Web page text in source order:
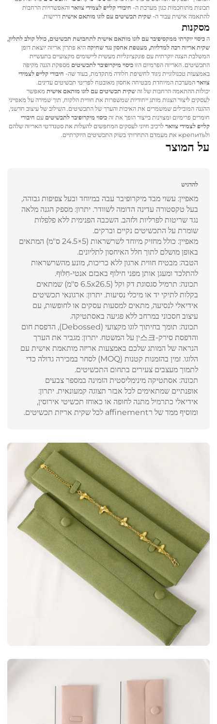
תכונות מתוחכמות כגון מערכת ה- חיבורי קלייפ לצמידי צווארוהאפשרויות הרחבות
להתאמה אישית עבור ה-שקית תכשיטים עם לוגו מותאם אישיתדרישות.
מסקנות
הכיסוי יוקרתי ממקסיפיבר עם לוגו מותאם אישית לתחבושת תכשיטים, כולל קולב לתליון,
שקית אריזה רכה למדליות, מעטפת אחסון נגד שחיקההיא פתרון אריזה יוצאת דופן
המשלבת הצגה יוקרתית עם פונקציונליות מעשית ליישומים מקצועיים בתעשיית
התכשיטים. האריזה הפרמיום הזוכיסוי מיקרופיבר לתכשיטים מספקת הגנה מקיפה
באמצעות טכנולוגיית ניגוד לחשיפת חלודה מתקדמת, בעוד שה- חיבורי קלייפ לצמידי
צווארהמערכת המיוחדת מבטיחה אחסון מאובטח לפריטי תכשיטים עדינים.
יכולות ההתאמה הרחבות של זהשקית תכשיטים עם לוגו מותאם אישית מאפשר
לעסקים ליצור הצגות מותג ייחודיות שמשפרות את חוויית הלקוח, תוך שמירה על מאפייני
ההגנה המובילים שמשמרים את האיכות והערך של התכשיטים. השילוב של עיצוב חדשני,
חומרים פרימיום ומצוינות בייצור הופך את זהכיסוי מיקרופיבר לתכשיטים עם חיבורי
קלייפ לצמידי צווארלרכיב חיוני לעסקים המחפשים להעלות את סטנדרטי האריזה שלהם
ולкрепить את מעמדם התחרותי בשוק התכשיטים היוקרתיים.
על המוצר
להדגיש
מאפיין: עשוי מבד מיקרופיבר עבה במיוחד ובעל צפיפות גבוהה,
בעל טקסטורה עדינה הדומה לשוודר. יתרון: מספק הגנה מלאה
נגד שריטות לפרליות ולזהב. השכבה הפנימית ללא פלפלות
שומרת על התכשיטים נקיים וברקים.
מאפיין: כולל מחזיק מיוחד לשרשראות (5×24.5 ס"מ) המתאים
באופן מושלם לתוך חלל האיחסון לתליונים.
הטבה: מבטיח חווית ארגון ללא כריכות, מונע מהשרשראות
להתלכד ומעגן אותן מפני חילוף באבזם אנטי-חִלּוּף.
תכונה: תרמיל סגסוגת דק וקל (6.5x26.5 ס"מ) שמתאים
בקלות לתיקי יד או מיכלי נסיעות. יתרון: ארגונאי תכשיטים
אידיאלי לנסיעה, מתאים למסעות עסקים או לחופשות, עם
עיצוב חסכוני במרחב ללא פגיעה באסתטיקה.
תכונה: תומך בחיתוך לוגו מקצועי (Debossed), הדפסת חום
והדפסת סירק-스크ין על המשטח. יתרון: מגביר את הערך
הנראה של המותג שלכם באמצעות אריזה מותאמת אישית עם
הלוגו. זמין בהזמנות קטנות (MOQ) לסחר במכירה גדולה כדי
לתמוך מעצבים צעירים בתחום התכשיטים.
תכונה: אסתטיקה מינימליסטית הזמינה במספר צבעים
אופנתיים שמתאימים לכל אבזר תצוגה קמעונאית. יתרון:
אידיאלי כתרמיל מתנה לחופה או כאוחז תכשיטי אירוסין,
ומוסיף ממד של רaffinement לכל שקית אריזת תכשיטים.